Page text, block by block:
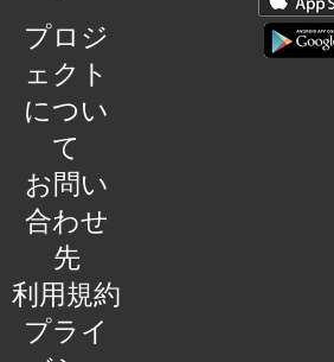
プロジ
ェクト
につい
て
お問い
合わせ
先
利用規約
プライ